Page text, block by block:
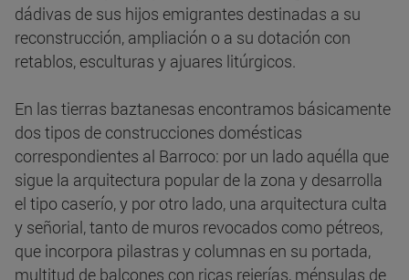
dádivas de sus hijos emigrantes destinadas a su
reconstrucción, ampliación o a su dotación con
retablos, esculturas y ajuares litúrgicos.
En las tierras baztanesas encontramos básicamente
dos tipos de construcciones domésticas
correspondientes al Barroco: por un lado aquélla que
sigue la arquitectura popular de la zona y desarrolla
el tipo caserío, y por otro lado, una arquitectura culta
y señorial, tanto de muros revocados como pétreos,
que incorpora pilastras y columnas en su portada,
multitud de balcones con ricas rejerías, ménsulas de